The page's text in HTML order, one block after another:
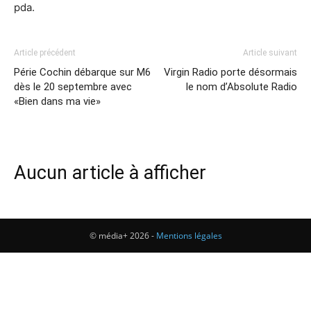
pda.
Article précédent
Périe Cochin débarque sur M6
dès le 20 septembre avec
«Bien dans ma vie»
Article suivant
Virgin Radio porte désormais
le nom d’Absolute Radio
Aucun article à afficher
© média+ 2026 - Mentions légales